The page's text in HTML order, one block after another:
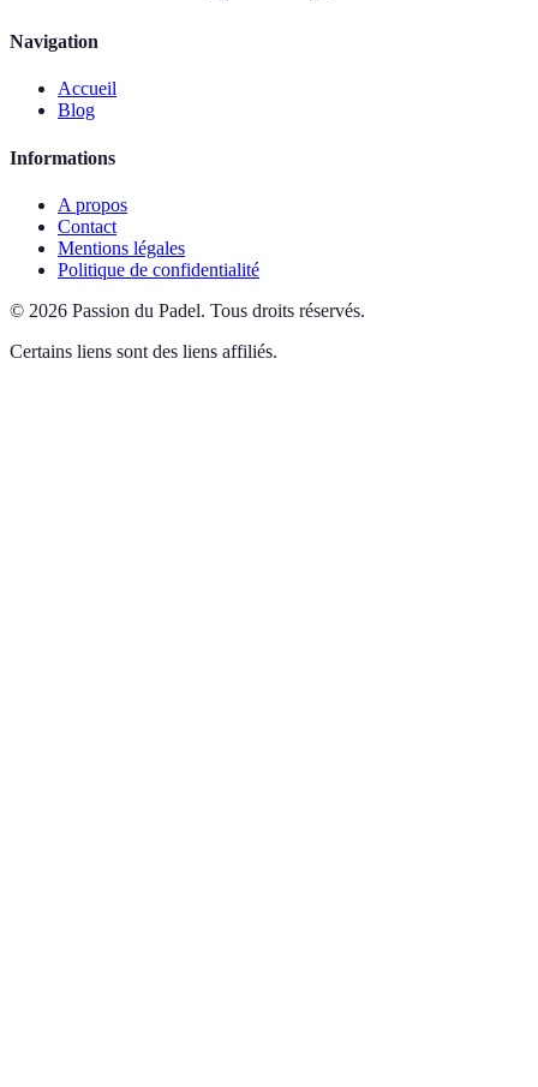
Navigation
Accueil
Blog
Informations
A propos
Contact
Mentions légales
Politique de confidentialité
© 2026 Passion du Padel. Tous droits réservés.
Certains liens sont des liens affiliés.